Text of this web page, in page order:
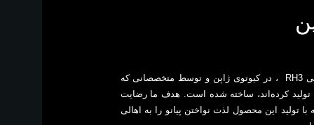
این پیانوی افتخار بر انگیز با کیبورد جادویی ‎ RH3‎ ، در کیوتوی ژاپن و توسط متخصصانی که
تولید کرده‌اند، ساخته شده است. هدف ما رضایت
تولید این محصول لذت نواختن پیانو را به اهالی